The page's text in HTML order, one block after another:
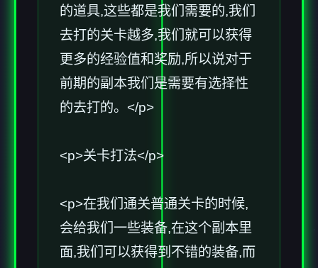
的道具,这些都是我们需要的,我们
去打的关卡越多,我们就可以获得
更多的经验值和奖励,所以说对于
前期的副本我们是需要有选择性
的去打的。</p>
<p>关卡打法</p>
<p>在我们通关普通关卡的时候,
会给我们一些装备,在这个副本里
面,我们可以获得到不错的装备,而